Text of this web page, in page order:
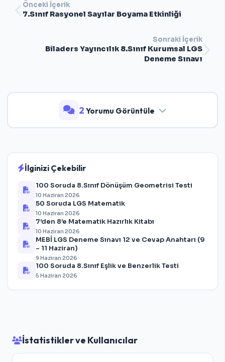
Önceki İçerik
7.Sınıf Rasyonel Sayılar Boyama Etkinliği
Sonraki İçerik
Biladers Yayıncılık 8.Sınıf Kurumsal LGS
Deneme Sınavı
2 Yorumu Görüntüle
İlginizi Çekebilir
100 Soruda 8.Sınıf Dönüşüm Geometrisi Testi
10 Haziran 2026
50 Soruda LGS Matematik
10 Haziran 2026
7’den 8’e Matematik Hazırlık Kitabı
10 Haziran 2026
MEBİ LGS Deneme Sınavı 12 ve Cevap Anahtarı (9
– 11 Haziran)
9 Haziran 2026
100 Soruda 8.Sınıf Eşlik ve Benzerlik Testi
5 Haziran 2026
İstatistikler ve Kullanıcılar